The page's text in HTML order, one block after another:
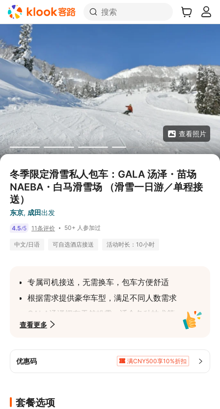
搜索
查看照片
冬季限定滑雪私人包车：GALA 汤泽・苗场
NAEBA・白马滑雪场 （滑雪一日游／单程接
送）
东京, 成田出发
4.5/5 11条评价 50+ 人参加过
中文/日语 可自选酒店接送 活动时长：10小时
专属司机接送，无需换车，包车方便舒适
根据需求提供豪华车型，满足不同人数需求
GALA汤泽拥有天然粉雪，适合各种技术等
级的滑雪者
间，也可选择滑雪或泡温泉等多元活动
一站式协助安排滑雪装备租借、门票预订、
查看更多
优惠码
满CNY500享10%折扣
满CNY1,687.0享5%折扣
套餐选项